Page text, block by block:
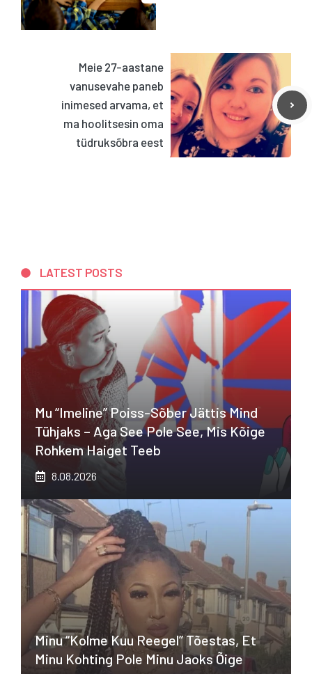
Meie 27-aastane
vanusevahe paneb
inimesed arvama, et
ma hoolitsesin oma
tüdruksõbra eest
LATEST POSTS
Mu “imeline” Poiss-Sõber Jättis Mind
Tühjaks – Aga See Pole See, Mis Kõige
Rohkem Haiget Teeb
8.08.2026
Minu “kolme Kuu Reegel” Tõestas, Et
Minu Kohting Pole Minu Jaoks Õige